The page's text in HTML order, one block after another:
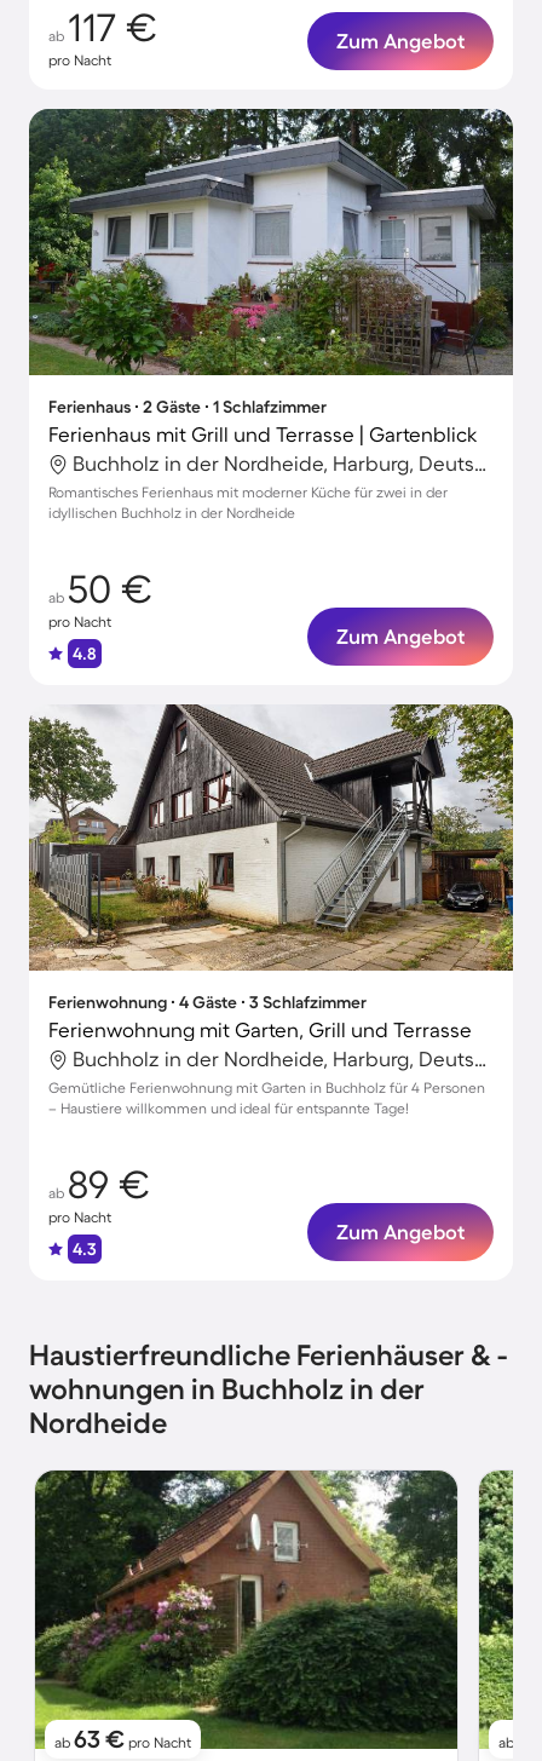
ab 117 €
pro Nacht
Zum Angebot
Ferienhaus ∙ 2 Gäste ∙ 1 Schlafzimmer
Ferienhaus mit Grill und Terrasse | Gartenblick
Buchholz in der Nordheide, Harburg, Deutschland
Romantisches Ferienhaus mit moderner Küche für zwei in der
idyllischen Buchholz in der Nordheide
ab 50 €
pro Nacht
4.8
Zum Angebot
Ferienwohnung ∙ 4 Gäste ∙ 3 Schlafzimmer
Ferienwohnung mit Garten, Grill und Terrasse
Buchholz in der Nordheide, Harburg, Deutschland
Gemütliche Ferienwohnung mit Garten in Buchholz für 4 Personen
– Haustiere willkommen und ideal für entspannte Tage!
ab 89 €
pro Nacht
4.3
Zum Angebot
Haustierfreundliche Ferienhäuser & -
wohnungen in Buchholz in der
Nordheide
ab 63 € pro Nacht ab